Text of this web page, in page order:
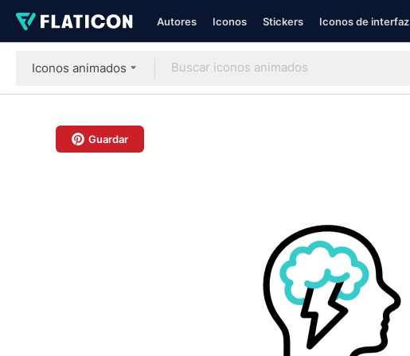
Autores Iconos Stickers Iconos de interfaz
Iconos animados
Guardar